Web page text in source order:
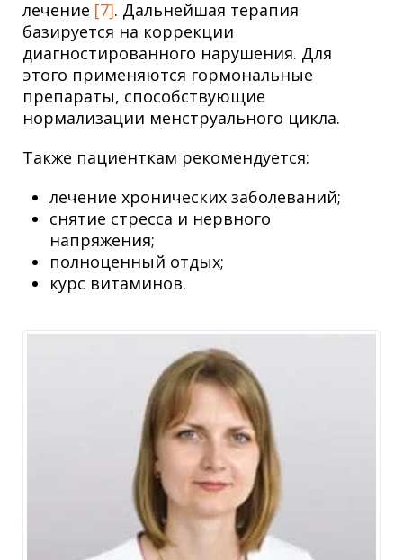
лечение [7]. Дальнейшая терапия
базируется на коррекции
диагностированного нарушения. Для
этого применяются гормональные
препараты, способствующие
нормализации менструального цикла.
Также пациенткам рекомендуется:
лечение хронических заболеваний;
снятие стресса и нервного
напряжения;
полноценный отдых;
курс витаминов.